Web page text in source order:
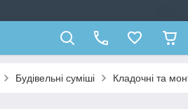
Будівельні суміші Кладочні та